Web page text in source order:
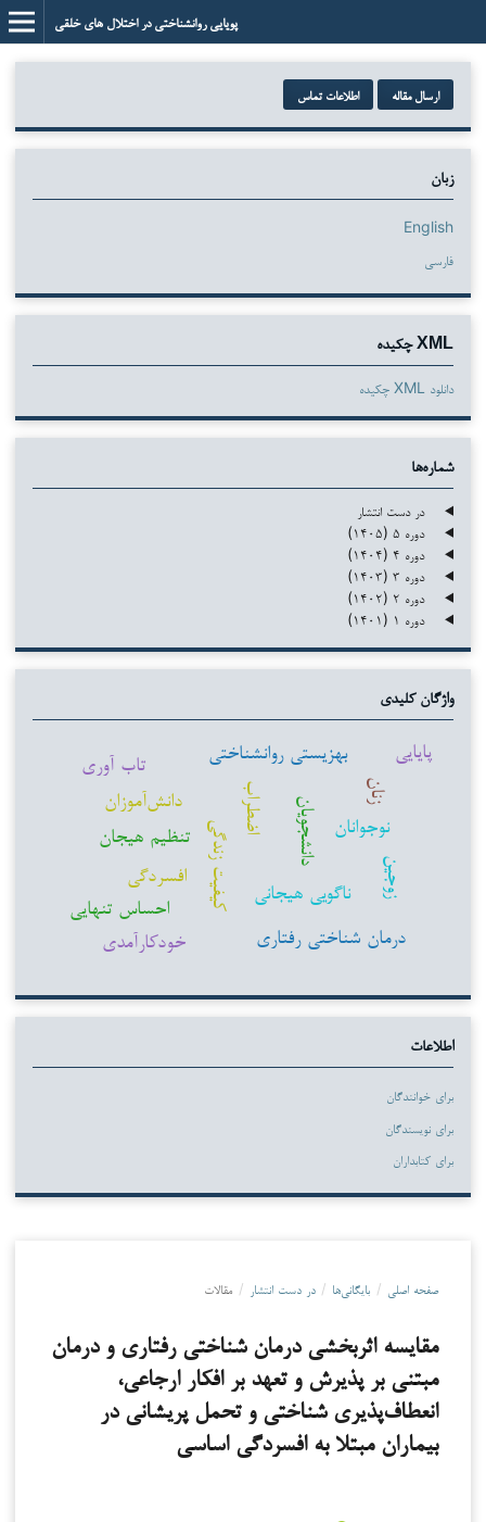
پویایی روانشناختی در اختلال های خلقی
ارسال مقاله اطلاعات تماس
زبان
English
فارسی
XML چکیده
دانلود XML چکیده
شماره‌ها
در دست انتشار
دوره ۵ (۱۴۰۵)
دوره ۴ (۱۴۰۴)
دوره ۳ (۱۴۰۳)
دوره ۲ (۱۴۰۲)
دوره ۱ (۱۴۰۱)
واژگان کلیدی
اضطراب دانشجویان کیفیت زندگی نوجوانان
افسردگی
بهزیستی روانشناختی
دانش‌آموزان
زنان
تنظیم هیجان
درمان شناختی رفتاری
ناگویی هیجانی
احساس تنهایی
زوجین
تاب آوری
خودکارآمدی
پایایی
اطلاعات
برای خوانندگان
برای نویسندگان
برای کتابداران
صفحه اصلی / بایگانی‌ها / در دست انتشار / مقالات
مقایسه اثربخشی درمان شناختی رفتاری و درمان
مبتنی بر پذیرش و تعهد بر افکار ارجاعی،
انعطاف‌پذیری شناختی و تحمل پریشانی در
بیماران مبتلا به افسردگی اساسی